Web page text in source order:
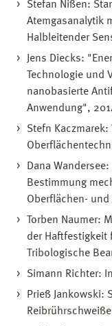
Stefan Nißen:
Atemgasanalytik
Halbleitender
Jens Diecks:
Technologie und
nanobasierte
Anwendung",
Stefn
Dana
Bestimmung
Oberflächen-
Torben Naumer:
der Haftfestigkeit
Tribologische
Simann Richter:
Prieß Jankowski: